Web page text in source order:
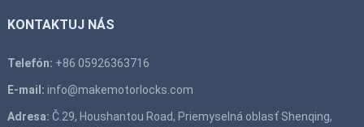
KONTAKTUJ NÁS
Telefón: +86 05926363716
E-mail: info@makemotorlocks.com
Adresa: Č.29, Houshantou Road, Priemyselná oblasť Shenqing,